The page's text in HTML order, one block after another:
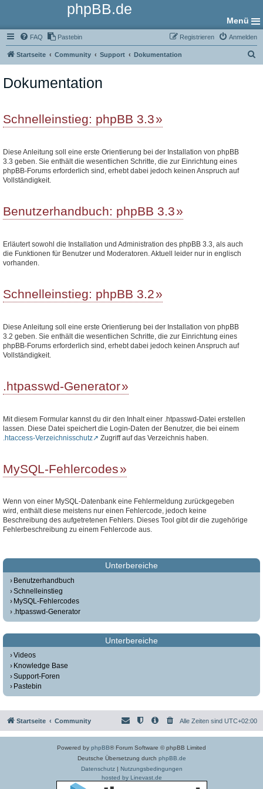
phpBB.de
Menü
FAQ Pastebin Anmelden
Registrieren
Startseite Community Support Dokumentation
Dokumentation
Schnelleinstieg: phpBB 3.3
Diese Anleitung soll eine erste Orientierung bei der Installation von phpBB
3.3 geben. Sie enthält die wesentlichen Schritte, die zur Einrichtung eines
phpBB-Forums erforderlich sind, erhebt dabei jedoch keinen Anspruch auf
Vollständigkeit.
Benutzerhandbuch: phpBB 3.3
Erläutert sowohl die Installation und Administration des phpBB 3.3, als auch
die Funktionen für Benutzer und Moderatoren. Aktuell leider nur in englisch
vorhanden.
Schnelleinstieg: phpBB 3.2
Diese Anleitung soll eine erste Orientierung bei der Installation von phpBB
3.2 geben. Sie enthält die wesentlichen Schritte, die zur Einrichtung eines
phpBB-Forums erforderlich sind, erhebt dabei jedoch keinen Anspruch auf
Vollständigkeit.
.htpasswd-Generator
Mit diesem Formular kannst du dir den Inhalt einer .htpasswd-Datei erstellen
lassen. Diese Datei speichert die Login-Daten der Benutzer, die bei einem
.htaccess-Verzeichnisschutz
Zugriff auf das Verzeichnis haben.
MySQL-Fehlercodes
Wenn von einer MySQL-Datenbank eine Fehlermeldung zurückgegeben
wird, enthält diese meistens nur einen Fehlercode, jedoch keine
Beschreibung des aufgetretenen Fehlers. Dieses Tool gibt dir die zugehörige
Fehlerbeschreibung zu einem Fehlercode aus.
Unterbereiche
Benutzerhandbuch
Schnelleinstieg
MySQL-Fehlercodes
.htpasswd-Generator
Unterbereiche
Videos
Knowledge Base
Support-Foren
Pastebin
Startseite Community Alle Zeiten sind UTC+02:00
Powered by phpBB® Forum Software © phpBB Limited
Deutsche Übersetzung durch phpBB.de
Datenschutz| Nutzungsbedingungen
hosted by Linevast.de